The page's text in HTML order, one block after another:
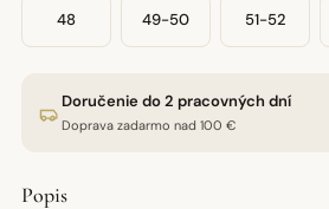
48 49-50 51-52
Doručenie do 2 pracovných dní
Doprava zadarmo nad 100 €
Popis